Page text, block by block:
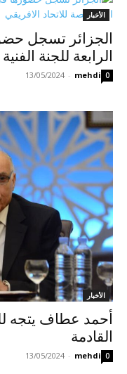
الأخبار
الجزائر تسجل
الرابعة للجنة
mehdi
-
13/05/2024 0
الأخبار
أحمد عطاف يتجه
القادمة
mehdi
-
13/05/2024 0